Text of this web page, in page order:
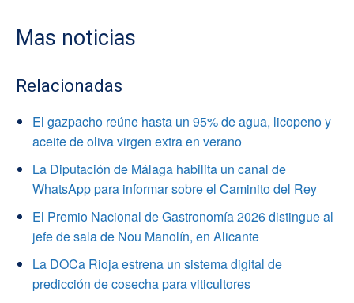
Mas noticias
Relacionadas
El gazpacho reúne hasta un 95% de agua, licopeno y
aceite de oliva virgen extra en verano
La Diputación de Málaga habilita un canal de
WhatsApp para informar sobre el Caminito del Rey
El Premio Nacional de Gastronomía 2026 distingue al
jefe de sala de Nou Manolín, en Alicante
La DOCa Rioja estrena un sistema digital de
predicción de cosecha para viticultores